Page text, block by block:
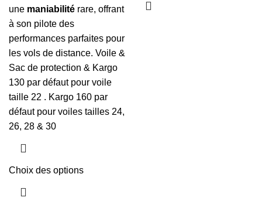
une maniabilité rare, offrant
à son pilote des
performances parfaites pour
les vols de distance. Voile &
Sac de protection & Kargo
130 par défaut pour voile
taille 22 . Kargo 160 par
défaut pour voiles tailles 24,
26, 28 & 30
Choix des options